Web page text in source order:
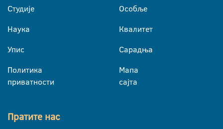
Студије
Наука
Упис
Политика
приватности
Особље
Квалитет
Сарадња
Мапа
сајта
Пратите нас